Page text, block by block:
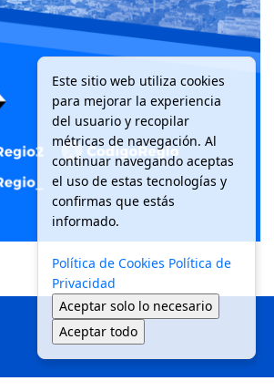
Este sitio web utiliza cookies
para mejorar la experiencia
del usuario y recopilar
métricas de navegación. Al
continuar navegando aceptas
el uso de estas tecnologías y
confirmas que estás
informado.
Política de Cookies Política de
Privacidad
Aceptar solo lo necesario
Aceptar todo